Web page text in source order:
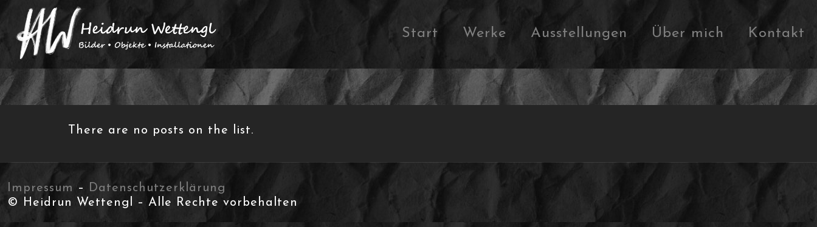
Start Werke Ausstellungen Über mich Kontakt
There are no posts on the list.
Impressum – Datenschutzerklärung
© Heidrun Wettengl – Alle Rechte vorbehalten